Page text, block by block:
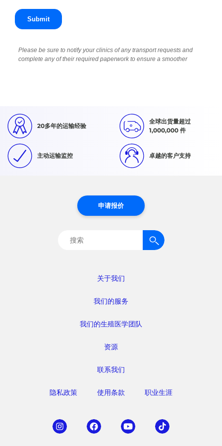
20多年的运输经验
全球出货量超过
1,000,000 件
主动运输监控 卓越的客户支持
关于我们
我们的服务
我们的生殖医学团队
资源
联系我们
隐私政策 使用条款 职业生涯
申请报价
搜